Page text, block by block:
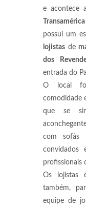
e acontece
possui um
lojistas de
dos
entrada do
O local foi
comodidade
que se
com sofás
convidados
profissionais
Os lojistas
também,
equipe de